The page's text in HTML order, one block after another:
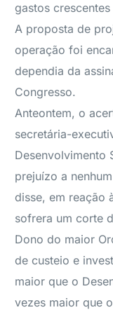
gastos
A proposta de
operação foi
dependia da
Congresso.
Anteontem, o
secretária-
Desenvolvimento
prejuízo a
disse, em reação
sofrera um corte
Dono do maior
de custeio e
maior que o
vezes maior que